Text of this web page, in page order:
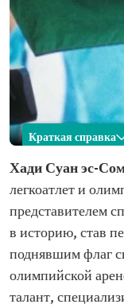
Краткая справка
Хади Суан
Имя
Год рождения
Достижения
Хади Суан эс-
легкоатлет и
представителем
в историю, став
поднявшим флаг
олимпийской
талант,